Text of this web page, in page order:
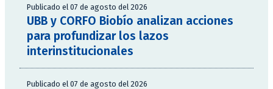
Publicado el 07 de agosto del 2026
UBB y CORFO Biobío analizan acciones
para profundizar los lazos
interinstitucionales
Publicado el 07 de agosto del 2026